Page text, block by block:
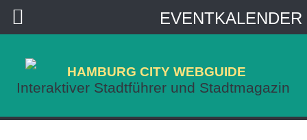
HAMBURG CITY WEBGUIDE
Interaktiver Stadtführer und Stadtmagazin
EVENTKALENDER